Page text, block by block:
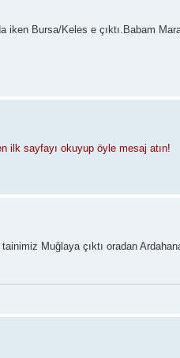
iken Bursa/Keles e çıktı.Babam
ilk sayfayı okuyup öyle mesaj atın!
Muğlaya çıktı oradan